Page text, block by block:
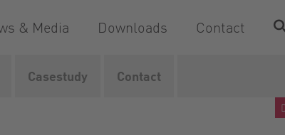
& Media Downloads Contact
vloeibare media RotaCut
Casestudy Contact